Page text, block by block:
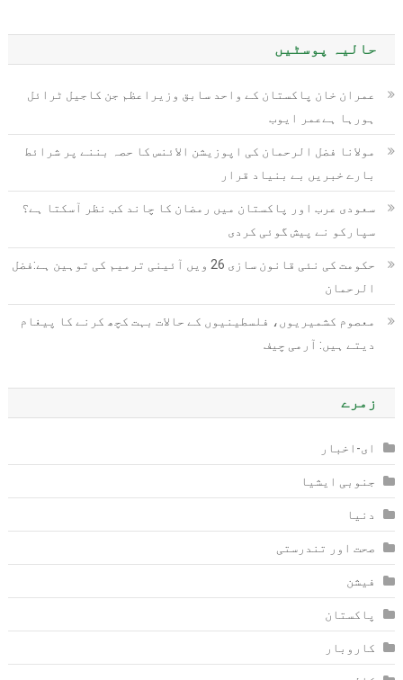
حالیہ پوسٹیں
عمران خان پاکستان کے واحد سابق وزیراعظم جن کاجیل ٹرائل
ہورہا ہےعمر ایوب
مولانا فضل الرحمان کی اپوزیشن الائنس کا حصہ بننے پر شرائط
بارے خبریں بے بنیاد قرار
سعودی عرب اور پاکستان میں رمضان کا چاند کب نظر آسکتا ہے؟
سپارکو نے پیش گوئی کردی
حکومت کی نئی قانون سازی 26 ویں آئینی ترمیم کی توہین ہے:فضل
الرحمان
معصوم کشمیریوں، فلسطینیوں کے حالات بہت کچھ کرنے کا پیغام
دیتے ہیں: آرمی چیف
زمرے
ای-اخبار
جنوبی ایشیا
دنیا
صحت اور تندرستی
فیشن
پاکستان
کاروبار